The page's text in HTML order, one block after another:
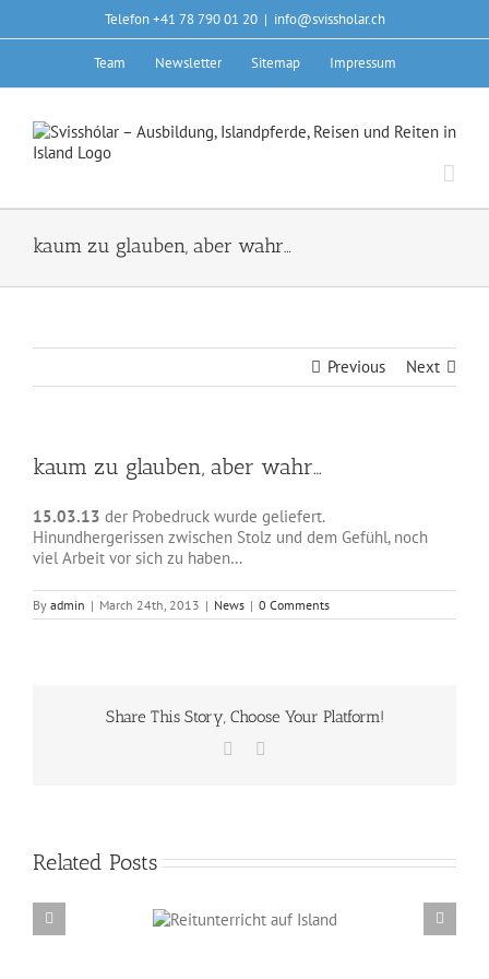
Telefon +41 78 790 01 20 | info@svissholar.ch
Team Newsletter Sitemap Impressum
kaum zu glauben, aber wahr…
Previous Next
kaum zu glauben, aber wahr…
15.03.13 der Probedruck wurde geliefert.
Hinundhergerissen zwischen Stolz und dem Gefühl, noch
viel Arbeit vor sich zu haben…
By admin | March 24th, 2013 | News | 0 Comments
Share This Story, Choose Your Platform!
Facebook
Related Posts
auf
Erzählabende mit Eve Barmettler und Ewald